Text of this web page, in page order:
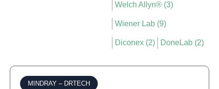
Welch Allyn® (3)
Wiener Lab (9)
Diconex (2) DoneLab (2)
MINDRAY – DRTECH